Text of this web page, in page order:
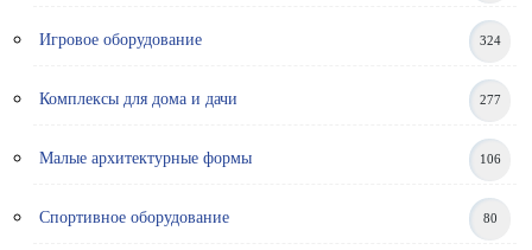
Игровое оборудование 324
Комплексы для дома и дачи 277
Малые архитектурные формы 106
Спортивное оборудование 80